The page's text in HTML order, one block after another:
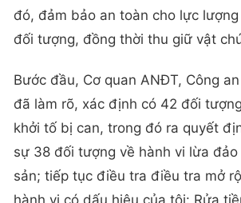
đó, đảm bảo an toàn cho lực
đối tượng, đồng thời thu giữ vật
Bước đầu, Cơ quan ANĐT, Công
đã làm rõ, xác định có 42 đối
khởi tố bị can, trong đó ra quyết
sự 38 đối tượng về hành vi lừa
sản; tiếp tục điều tra điều tra mở